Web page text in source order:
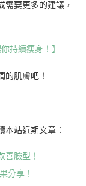
需要更多的建議，
持續瘦身！】
的肌膚吧！
本站近期文章：
善臉型！
分享！